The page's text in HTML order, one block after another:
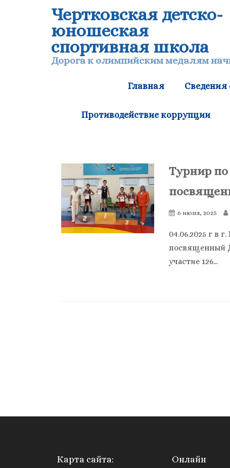
Чертковская детско-
юношеская
спортивная школа
Дорога к олимпийским медалям
Главная Сведения
Противодействие коррупции
Турнир по
6 июня, 2025
04.06.2025 г в
посвященный
участие 126...
Карта сайта:
Онлайн